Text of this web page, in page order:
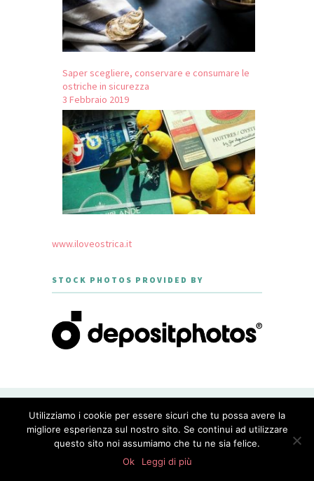
Saper scegliere, conservare e consumare le
ostriche in sicurezza
3 Febbraio 2019
www.iloveostrica.it
STOCK PHOTOS PROVIDED BY
GOURMET - THEME DESIGNED BY
MERIDIANTHEMES
Utilizziamo i cookie per essere sicuri che tu possa avere la
migliore esperienza sul nostro sito. Se continui ad utilizzare
questo sito noi assumiamo che tu ne sia felice.
Ok
Leggi di più